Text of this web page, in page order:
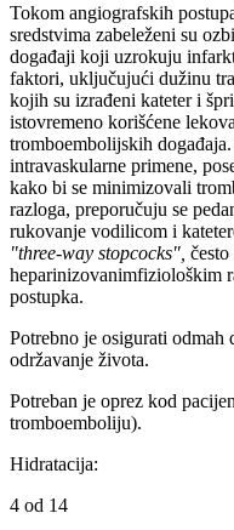
Tokom angiografskih
sredstvima zabeleženi su
događaji koji uzrokuju
faktori, uključujući dužinu
kojih su izrađeni kateter i
istovremeno korišćene
tromboembolijskih
intravaskularne primene,
kako bi se minimizovali
razloga, preporučuju se
rukovanje vodilicom i
"three-way stopcocks",
heparinizovanimfiziološkim
postupka.
Potrebno je osigurati odmah
održavanje života.
Potreban je oprez kod
tromboemboliju).
Hidratacija:
4 od 14